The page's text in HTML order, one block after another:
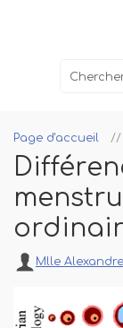
Page d'accueil
Mlle